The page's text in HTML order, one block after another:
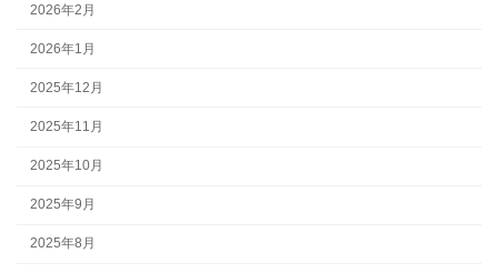
2026年2月
2026年1月
2025年12月
2025年11月
2025年10月
2025年9月
2025年8月